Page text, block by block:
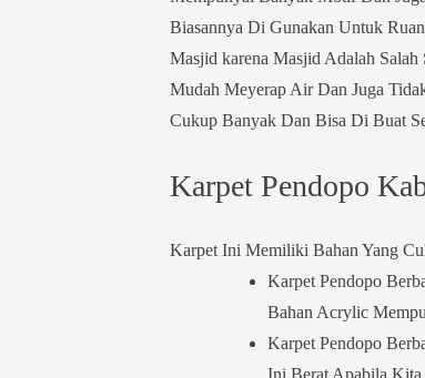
Biasannya Di Gunakan Untuk
Masjid karena Masjid Adalah
Mudah Meyerap Air Dan Juga
Cukup Banyak Dan Bisa Di Buat
Karpet Pendopo
Karpet Ini Memiliki Bahan Yang
Karpet Pendopo
Bahan Acrylic
Karpet Pendopo
Ini Berat Apabila Kita